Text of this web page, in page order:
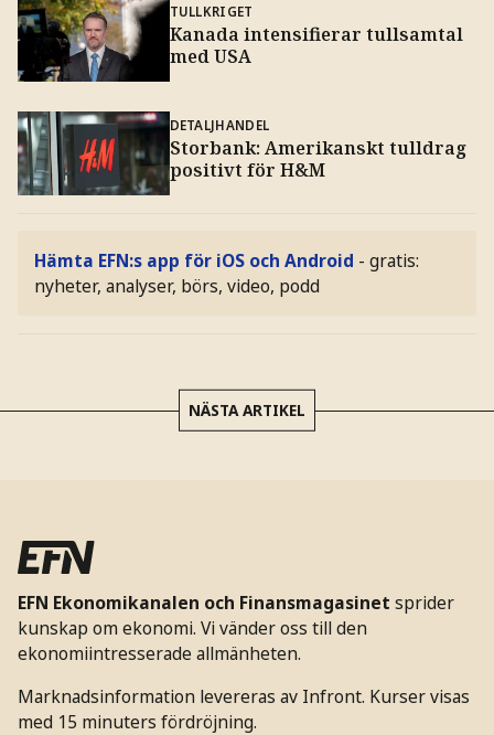
TULLKRIGET
Kanada intensifierar tullsamtal
med USA
DETALJHANDEL
Storbank: Amerikanskt tulldrag
positivt för H&M
Hämta EFN:s app för iOS och Android - gratis:
nyheter, analyser, börs, video, podd
NÄSTA ARTIKEL
EFN Ekonomikanalen och Finansmagasinet sprider
kunskap om ekonomi. Vi vänder oss till den
ekonomiintresserade allmänheten.
Marknadsinformation levereras av Infront. Kurser visas
med 15 minuters fördröjning.